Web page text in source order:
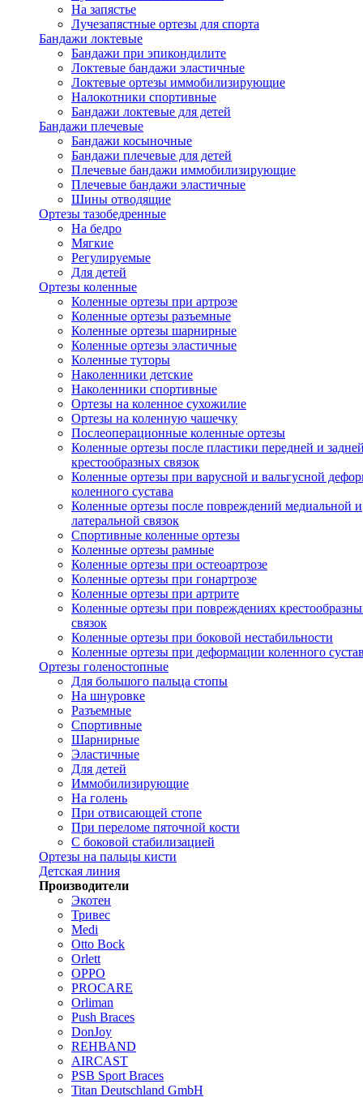
На запястье
Лучезапястные ортезы для спорта
Бандажи локтевые
Бандажи при эпикондилите
Локтевые бандажи эластичные
Локтевые ортезы иммобилизирующие
Налокотники спортивные
Бандажи локтевые для детей
Бандажи плечевые
Бандажи косыночные
Бандажи плечевые для детей
Плечевые бандажи иммобилизирующие
Плечевые бандажи эластичные
Шины отводящие
Ортезы тазобедренные
На бедро
Мягкие
Регулируемые
Для детей
Ортезы коленные
Коленные ортезы при артрозе
Коленные ортезы разъемные
Коленные ортезы шарнирные
Коленные ортезы эластичные
Коленные туторы
Наколенники детские
Наколенники спортивные
Ортезы на коленное сухожилие
Ортезы на коленную чашечку
Послеоперационные коленные ортезы
Коленные ортезы после пластики передней и
крестообразных связок
Коленные ортезы при варусной и вальгусной
коленного сустава
Коленные ортезы после повреждений медиальной и
латеральной связок
Спортивные коленные ортезы
Коленные ортезы рамные
Коленные ортезы при остеоартрозе
Коленные ортезы при гонартрозе
Коленные ортезы при артрите
Коленные ортезы при повреждениях
связок
Коленные ортезы при боковой нестабильности
Коленные ортезы при деформации коленного
Ортезы голеностопные
Для большого пальца стопы
На шнуровке
Разъемные
Спортивные
Шарнирные
Эластичные
Для детей
Иммобилизирующие
На голень
При отвисающей стопе
При переломе пяточной кости
С боковой стабилизацией
Ортезы на пальцы кисти
Детская линия
Производители
Экотен
Тривес
Medi
Otto Bock
Orlett
OPPO
PROCARE
Orliman
Push Braces
DonJoy
REHBAND
AIRCAST
PSB Sport Braces
Titan Deutschland GmbH